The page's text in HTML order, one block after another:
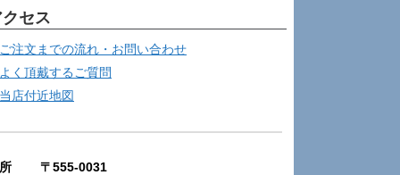
セス
ご注文までの流れ・お問い合わせ
よく頂戴するご質問
当店付近地図
所 〒555-0031